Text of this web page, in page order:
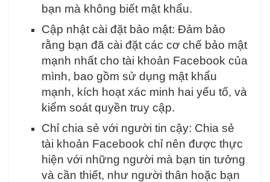
bạn mà không biết mật khẩu.
Cập nhật cài đặt bảo mật: Đảm bảo
rằng bạn đã cài đặt các cơ chế bảo mật
mạnh nhất cho tài khoản Facebook của
mình, bao gồm sử dụng mật khẩu
mạnh, kích hoạt xác minh hai yếu tố, và
kiểm soát quyền truy cập.
Chỉ chia sẻ với người tin cậy: Chia sẻ
tài khoản Facebook chỉ nên được thực
hiện với những người mà bạn tin tưởng
và cần thiết, như người thân hoặc bạn